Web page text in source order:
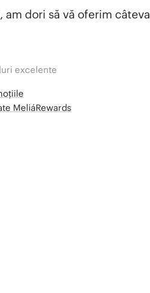
dori să vă oferim câteva
excelente
MeliáRewards